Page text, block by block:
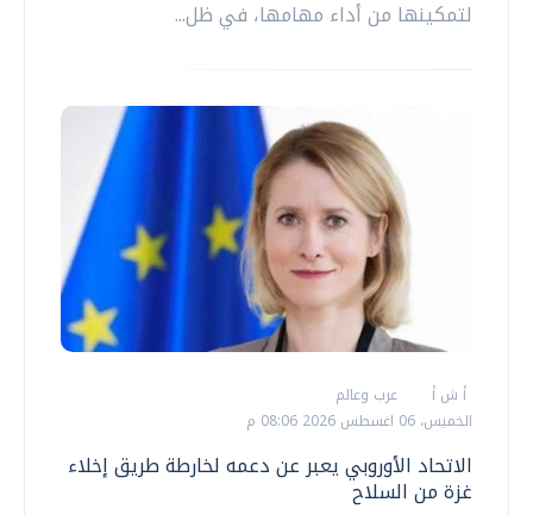
لتمكينها من أداء مهامها، في ظل...
أ ش أ
عرب وعالم
الخميس، 06 اغسطس 2026 08:06 م
الاتحاد الأوروبي يعبر عن دعمه لخارطة طريق إخلاء
غزة من السلاح